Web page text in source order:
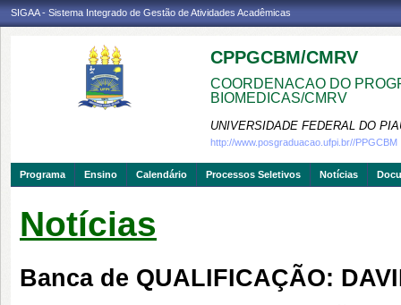
SIGAA - Sistema Integrado de Gestão de Atividades Acadêmicas
CPPGCBM/CMRV
COORDENACAO DO
BIOMEDICAS/CMRV
UNIVERSIDADE FEDERAL DO
http://www.posgraduacao.ufpi.br//PPGCBM
Programa Ensino Calendário Processos Seletivos Notícias
Notícias
Banca de QUALIFICAÇÃO: